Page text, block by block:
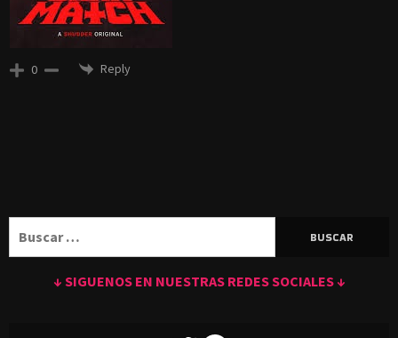
0 Reply
↓ SIGUENOS EN NUESTRAS REDES SOCIALES ↓